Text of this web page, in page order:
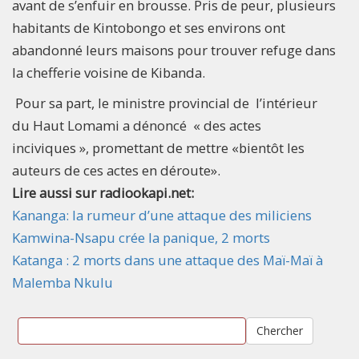
avant de s’enfuir en brousse. Pris de peur, plusieurs
habitants de Kintobongo et ses environs ont
abandonné leurs maisons pour trouver refuge dans
la chefferie voisine de Kibanda.
Pour sa part, le ministre provincial de l’intérieur
du Haut Lomami a dénoncé « des actes
inciviques », promettant de mettre «bientôt les
auteurs de ces actes en déroute».
Lire aussi sur radiookapi.net:
Kananga: la rumeur d’une attaque des miliciens
Kamwina-Nsapu crée la panique, 2 morts
Katanga : 2 morts dans une attaque des Maï-Maï à
Malemba Nkulu
Chercher